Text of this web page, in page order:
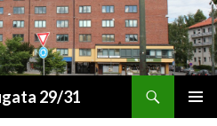
29/31